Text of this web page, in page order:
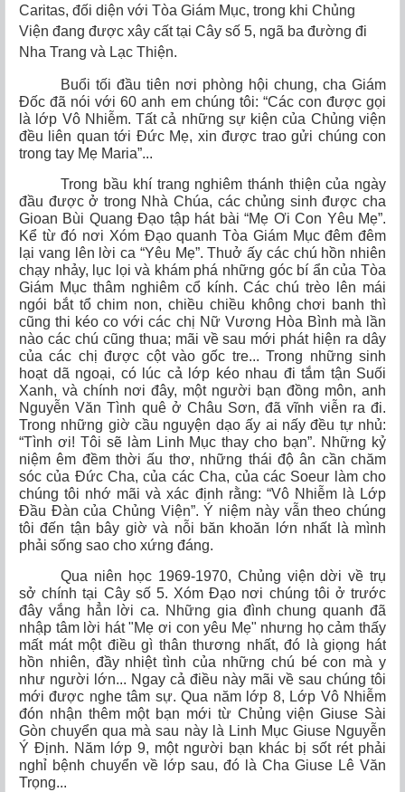
Caritas, đối diện với Tòa Giám Mục, trong khi Chủng
Viện đang được xây cất tại Cây số 5, ngã ba đường đi
Nha Trang và Lạc Thiện.
Buổi tối đầu tiên nơi phòng hội chung, cha Giám
Đốc đã nói với 60 anh em chúng tôi: “Các con được gọi
là lớp Vô Nhiễm. Tất cả những sự kiện của Chủng viện
đều liên quan tới Đức Mẹ, xin được trao gửi chúng con
trong tay Mẹ Maria”...
Trong bầu khí trang nghiêm thánh thiện của ngày
đầu được ở trong Nhà Chúa, các chủng sinh được cha
Gioan Bùi Quang Đạo tập hát bài “Mẹ Ơi Con Yêu Mẹ”.
Kể từ đó nơi Xóm Đạo quanh Tòa Giám Mục đêm đêm
lại vang lên lời ca “Yêu Mẹ”. Thuở ấy các chú hồn nhiên
chạy nhảy, lục lọi và khám phá những góc bí ẩn của Tòa
Giám Mục thâm nghiêm cổ kính. Các chú trèo lên mái
ngói bắt tổ chim non, chiều chiều không chơi banh thì
cũng thi kéo co với các chị Nữ Vương Hòa Bình mà lần
nào các chú cũng thua; mãi về sau mới phát hiện ra dây
của các chị được cột vào gốc tre... Trong những sinh
hoạt dã ngoại, có lúc cả lớp kéo nhau đi tắm tận Suối
Xanh, và chính nơi đây, một người bạn đồng môn, anh
Nguyễn Văn Tình quê ở Châu Sơn, đã vĩnh viễn ra đi.
Trong những giờ cầu nguyện dạo ấy ai nấy đều tự nhủ:
“Tình ơi! Tôi sẽ làm Linh Mục thay cho bạn”. Những kỷ
niệm êm đềm thời ấu thơ, những thái độ ân cần chăm
sóc của Đức Cha, của các Cha, của các Soeur làm cho
chúng tôi nhớ mãi và xác định rằng: “Vô Nhiễm là Lớp
Đầu Đàn của Chủng Viện”. Ý niệm này vẫn theo chúng
tôi đến tận bây giờ và nỗi băn khoăn lớn nhất là mình
phải sống sao cho xứng đáng.
Qua niên học 1969-1970, Chủng viện dời về trụ
sở chính tại Cây số 5. Xóm Đạo nơi chúng tôi ở trước
đây vắng hẳn lời ca. Những gia đình chung quanh đã
nhập tâm lời hát "Mẹ ơi con yêu Mẹ" nhưng họ cảm thấy
mất mát một điều gì thân thương nhất, đó là giọng hát
hồn nhiên, đầy nhiệt tình của những chú bé con mà y
như người lớn... Ngay cả điều này mãi về sau chúng tôi
mới được nghe tâm sự. Qua năm lớp 8, Lớp Vô Nhiễm
đón nhận thêm một bạn mới từ Chủng viện Giuse Sài
Gòn chuyển qua mà sau này là Linh Mục Giuse Nguyễn
Ý Định. Năm lớp 9, một người bạn khác bị sốt rét phải
nghỉ bệnh chuyển về lớp sau, đó là Cha Giuse Lê Văn
Trọng...